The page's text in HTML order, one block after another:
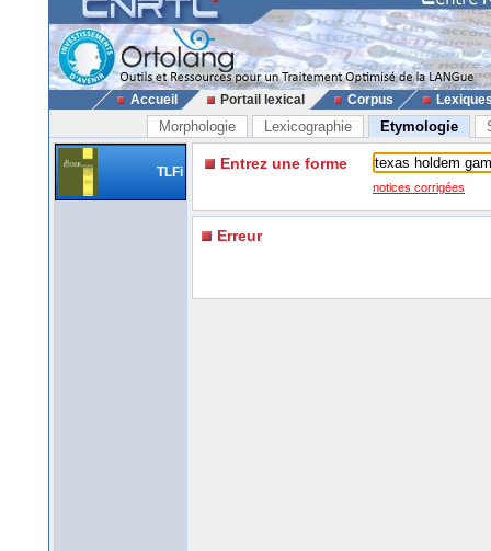
Accueil Portail lexical Corpus
Morphologie Lexicographie Etymologie
TLFi Entrez une forme
notices corrigées
Erreur